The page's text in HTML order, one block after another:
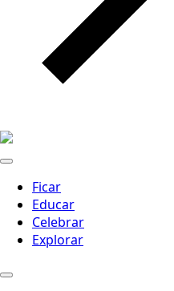
Ficar
Educar
Celebrar
Explorar